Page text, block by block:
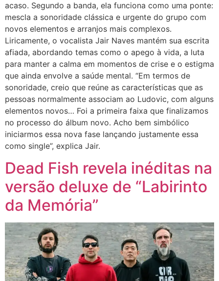
acaso. Segundo a banda, ela funciona como uma ponte:
mescla a sonoridade clássica e urgente do grupo com
novos elementos e arranjos mais complexos.
Liricamente, o vocalista Jair Naves mantém sua escrita
afiada, abordando temas como o apego à vida, a luta
para manter a calma em momentos de crise e o estigma
que ainda envolve a saúde mental. “Em termos de
sonoridade, creio que reúne as características que as
pessoas normalmente associam ao Ludovic, com alguns
elementos novos… Foi a primeira faixa que finalizamos
no processo do álbum novo. Acho bem simbólico
iniciarmos essa nova fase lançando justamente essa
como single”, explica Jair.
Dead Fish revela inéditas na
versão deluxe de “Labirinto
da Memória”